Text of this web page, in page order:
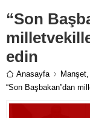
“Son
edin
Anasayfa Manşet
“Son Başbakan”dan